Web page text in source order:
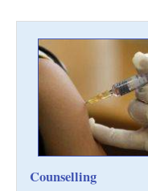
Counselling